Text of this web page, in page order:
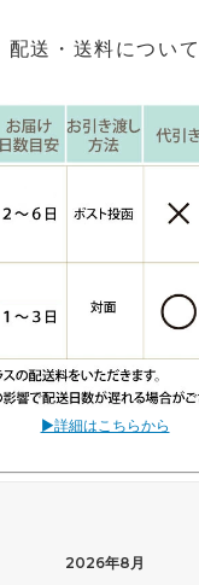
配送・送料について
▶詳細はこちらから
2026年8月